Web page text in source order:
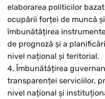
elaborarea politicilor
ocupării forței de muncă
îmbunătățirea
de prognoză și a
nivel național și teritorial.
4. Îmbunătățirea
transparenței serviciilor,
nivel național și